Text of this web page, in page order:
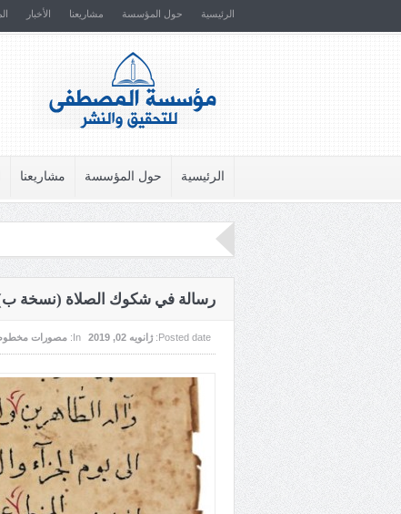
الرئيسية حول المؤسسة مشاريعنا الأخبار
الرئيسية حول المؤسسة مشاريعنا
رسالة في شكوك الصلاة (نسخة
Posted date: ژانویه 02, 2019 In: مصورات